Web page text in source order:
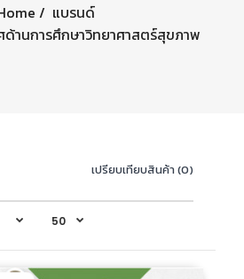
แบรนด์
ด้านการศึกษาวิทยาศาสตร์สุขภาพ
เปรียบเทียบสินค้า (0)